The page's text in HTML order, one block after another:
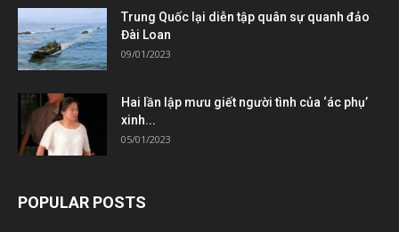
Trung Quốc lại diễn tập quân sự quanh đảo
Đài Loan
09/01/2023
Hai lần lập mưu giết người tình của ‘ác phụ’
xinh...
05/01/2023
POPULAR POSTS